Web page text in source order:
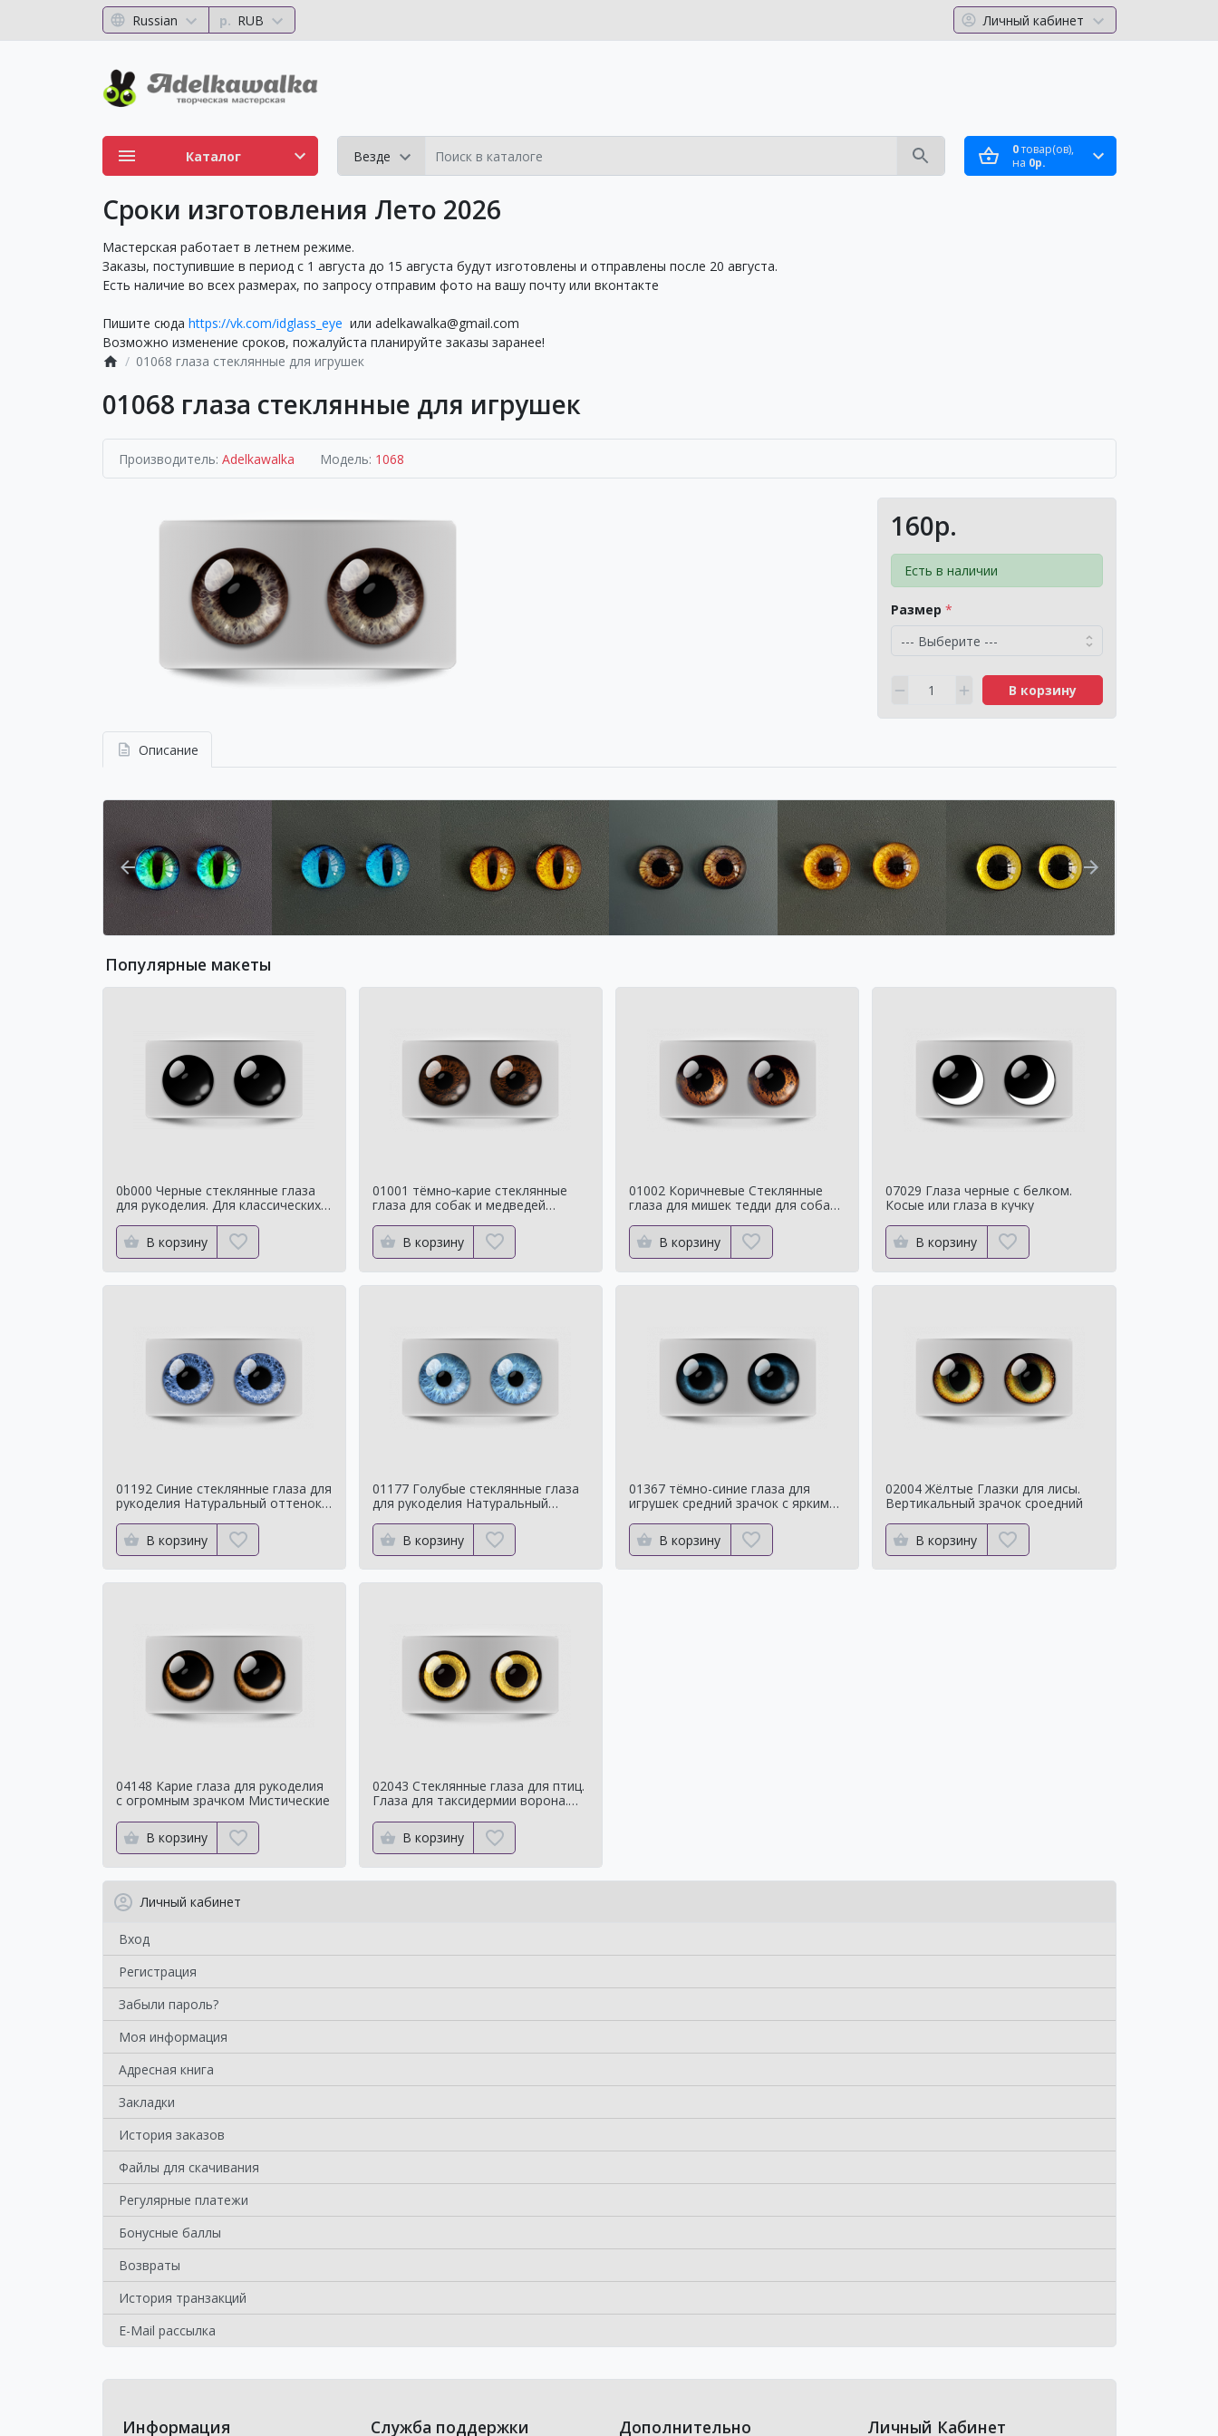
Russian р. RUB Личный кабинет
Везде 0товар(ов),
на 0р.
Каталог
Сроки изготовления Лето 2026
Мастерская работает в летнем режиме.
Заказы, поступившие в период с 1 августа до 15 августа будут изготовлены и отправлены после 20 августа.
Есть наличие во всех размерах, по запросу отправим фото на вашу почту или вконтакте
Пишите сюда https://vk.com/idglass_eye или adelkawalka@gmail.com
Возможно изменение сроков, пожалуйста планируйте заказы заранее!
01068 глаза стеклянные для игрушек
01068 глаза стеклянные для игрушек
Производитель: Adelkawalka Модель: 1068
160р.
Есть в наличии
Размер
В корзину
Описание
Популярные макеты
0b000 Черные стеклянные глаза
для рукоделия. Для классических
В корзину
01001 тёмно‑карие стеклянные
глаза для собак и медведей
В корзину
01002 Коричневые Стеклянные
глаза для мишек тедди для собак
В корзину
07029 Глаза черные с белком.
Косые или глаза в кучку
В корзину
01192 Синие стеклянные глаза для
рукоделия Натуральный оттенок
В корзину
01177 Голубые стеклянные глаза
для рукоделия Натуральный
В корзину
01367 тёмно-синие глаза для
игрушек средний зрачок с ярким
В корзину
02004 Жёлтые Глазки для лисы.
Вертикальный зрачок сроедний
В корзину
04148 Карие глаза для рукоделия
с огромным зрачком Мистические
В корзину
02043 Стеклянные глаза для птиц.
Глаза для таксидермии ворона.
В корзину
Личный кабинет
Вход
Регистрация
Забыли пароль?
Моя информация
Адресная книга
Закладки
История заказов
Файлы для скачивания
Регулярные платежи
Бонусные баллы
Возвраты
История транзакций
E-Mail рассылка
Информация Служба поддержки Дополнительно Личный Кабинет